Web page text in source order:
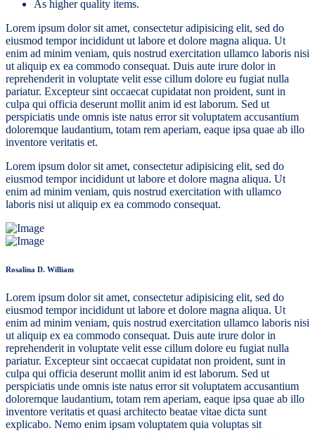
As higher quality items.
Lorem ipsum dolor sit amet, consectetur adipisicing elit, sed do
eiusmod tempor incididunt ut labore et dolore magna aliqua. Ut
enim ad minim veniam, quis nostrud exercitation ullamco laboris nisi
ut aliquip ex ea commodo consequat. Duis aute irure dolor in
reprehenderit in voluptate velit esse cillum dolore eu fugiat nulla
pariatur. Excepteur sint occaecat cupidatat non proident, sunt in
culpa qui officia deserunt mollit anim id est laborum. Sed ut
perspiciatis unde omnis iste natus error sit voluptatem accusantium
doloremque laudantium, totam rem aperiam, eaque ipsa quae ab illo
inventore veritatis et.
Lorem ipsum dolor sit amet, consectetur adipisicing elit, sed do
eiusmod tempor incididunt ut labore et dolore magna aliqua. Ut
enim ad minim veniam, quis nostrud exercitation with ullamco
laboris nisi ut aliquip ex ea commodo consequat.
Rosalina D. William
Lorem ipsum dolor sit amet, consectetur adipisicing elit, sed do
eiusmod tempor incididunt ut labore et dolore magna aliqua. Ut
enim ad minim veniam, quis nostrud exercitation ullamco laboris nisi
ut aliquip ex ea commodo consequat. Duis aute irure dolor in
reprehenderit in voluptate velit esse cillum dolore eu fugiat nulla
pariatur. Excepteur sint occaecat cupidatat non proident, sunt in
culpa qui officia deserunt mollit anim id est laborum. Sed ut
perspiciatis unde omnis iste natus error sit voluptatem accusantium
doloremque laudantium, totam rem aperiam, eaque ipsa quae ab illo
inventore veritatis et quasi architecto beatae vitae dicta sunt
explicabo. Nemo enim ipsam voluptatem quia voluptas sit